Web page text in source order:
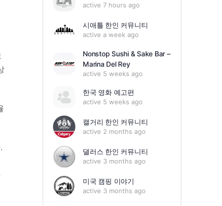
active 7 hours ago
시애틀 한인 커뮤니티
active a week ago
Nonstop Sushi & Sake Bar –
Marina Del Rey
active 5 weeks ago
한국 영화 예고편
active 5 weeks ago
캘거리 한인 커뮤니티
active 2 months ago
댈러스 한인 커뮤니티
active 3 months ago
미국 캠핑 이야기
active 3 months ago